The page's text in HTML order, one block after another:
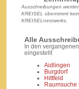
Ausschreibungen
KREISEL übernimmt
KREISELnetzwerks.
Alle
In den
eingestellt
Aidlingen
Burgdorf
Hittfeld
Raumsuche